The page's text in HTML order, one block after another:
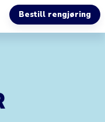
Bestill rengjøring